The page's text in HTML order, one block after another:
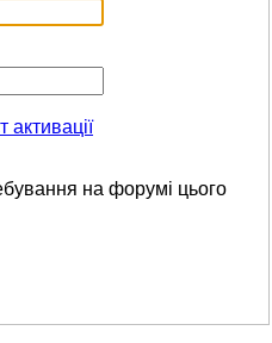
на форумі цього